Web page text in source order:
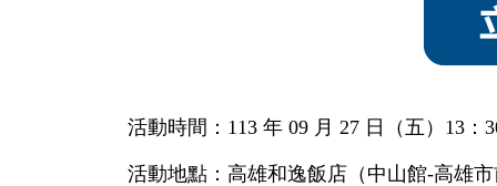
活動時間：113 年 09 月 27 日（五）13：
活動地點：高雄和逸飯店（中山館-高雄